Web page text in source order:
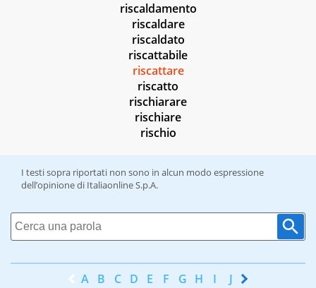
riscaldamento
riscaldare
riscaldato
riscattabile
riscattare
riscatto
rischiarare
rischiare
rischio
I testi sopra riportati non sono in alcun modo espressione
dell’opinione di Italiaonline S.p.A.
A B C D E F G H I J K